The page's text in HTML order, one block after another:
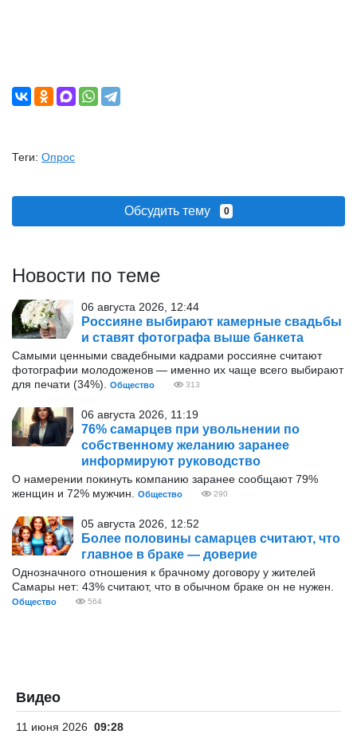
Теги: Опрос
Обсудить тему 0
Новости по теме
06 августа 2026, 12:44
Россияне выбирают камерные свадьбы
и ставят фотографа выше банкета
Самыми ценными свадебными кадрами россияне считают
фотографии молодоженов — именно их чаще всего выбирают
для печати (34%).
Общество 313
06 августа 2026, 11:19
76% самарцев при увольнении по
собственному желанию заранее
информируют руководство
О намерении покинуть компанию заранее сообщают 79%
женщин и 72% мужчин.
Общество 290
05 августа 2026, 12:52
Более половины самарцев считают, что
главное в браке — доверие
Однозначного отношения к брачному договору у жителей
Самары нет: 43% считают, что в обычном браке он не нужен.
Общество 564
Видео
11 июня 2026 09:28